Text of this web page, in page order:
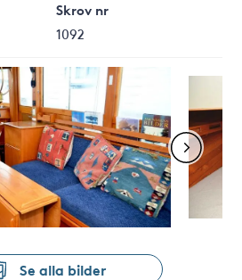
Skrov nr
1092
Se alla bilder